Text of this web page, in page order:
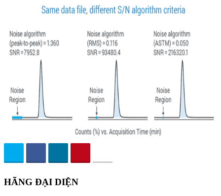
HÃNG ĐẠI DIỆN